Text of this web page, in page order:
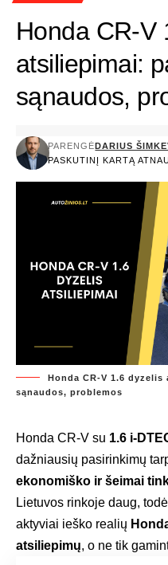
Honda CR-V
atsiliepimai:
sąnaudos,
PASKUTINĮ KARTĄ
PARENGĖ DARIUS
Honda CR-V 1.6
sąnaudos, problemos
Honda CR-V su 1.6 i-
dažniausių pasirinkimų
ekonomiško ir šeimai
Lietuvos rinkoje daug,
aktyviai ieško realių
atsiliepimų, o ne tik